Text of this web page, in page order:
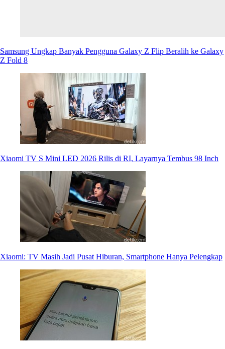
Samsung Ungkap Banyak Pengguna Galaxy Z Flip Beralih ke Galaxy
Z Fold 8
Xiaomi TV S Mini LED 2026 Rilis di RI, Layarnya Tembus 98 Inch
Xiaomi: TV Masih Jadi Pusat Hiburan, Smartphone Hanya Pelengkap